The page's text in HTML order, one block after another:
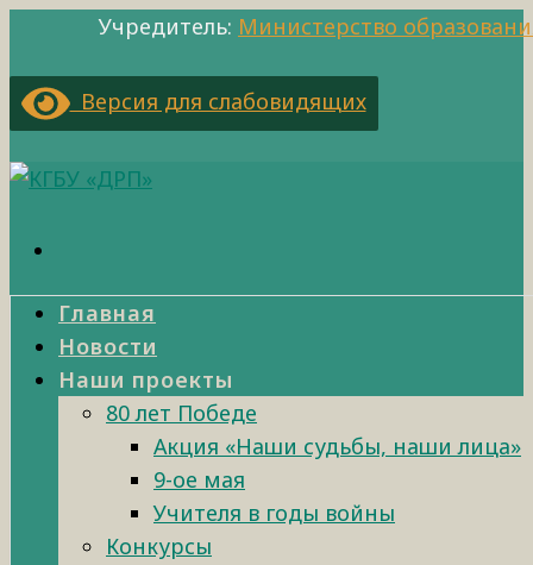
Учредитель: Министерство
Версия для слабовидящих
Главная
Новости
Наши проекты
80 лет Победе
Акция «Наши судьбы, наши лица»
9-ое мая
Учителя в годы войны
Конкурсы